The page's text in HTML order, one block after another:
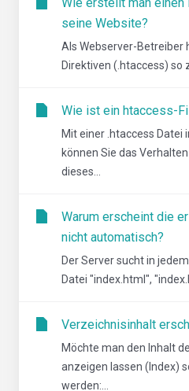
seine Website?
Als Webserver-Betreiber
Direktiven (.htaccess) so
Wie ist ein htaccess-
Mit einer .htaccess Datei
können Sie das
dieses...
Warum erscheint die
nicht automatisch?
Der Server sucht in
Datei "index.html",
Verzeichnisinhalt
Möchte man den Inhalt
anzeigen lassen (Index)
werden:...